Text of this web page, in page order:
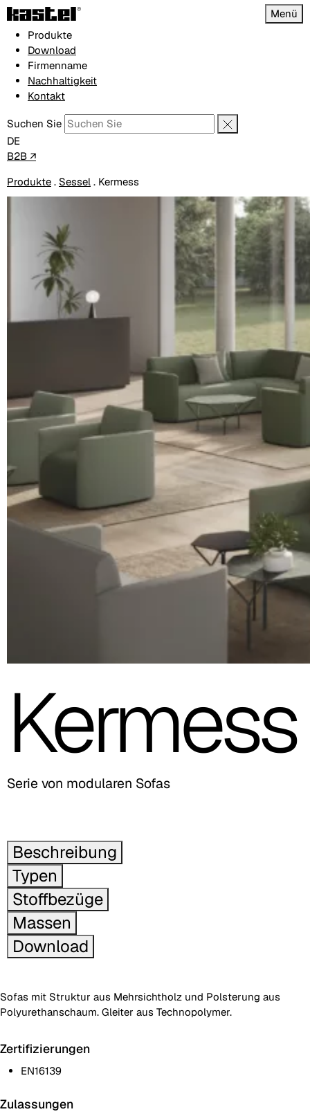
Menü
Produkte
Download
Firmenname
Nachhaltigkeit
Kontakt
Suchen Sie
DE
B2B ↗
Produkte . Sessel . Kermess
Kermess
Serie von modularen Sofas
Beschreibung
Typen
Stoffbezüge
Massen
Download
Sofas mit Struktur aus Mehrsichtholz und Polsterung aus
Polyurethanschaum. Gleiter aus Technopolymer.
Zertifizierungen
EN16139
Zulassungen